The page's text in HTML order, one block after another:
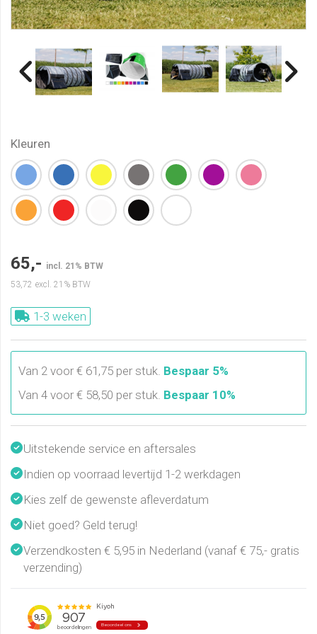
Kleuren
65,- incl. 21% BTW
53,72 excl. 21% BTW
1-3 weken
Van 2 voor € 61,75 per stuk. Bespaar 5%
Van 4 voor € 58,50 per stuk. Bespaar 10%
Uitstekende service en aftersales
Indien op voorraad levertijd 1-2 werkdagen
Kies zelf de gewenste afleverdatum
Niet goed? Geld terug!
Verzendkosten € 5,95 in Nederland (vanaf € 75,- gratis
verzending)